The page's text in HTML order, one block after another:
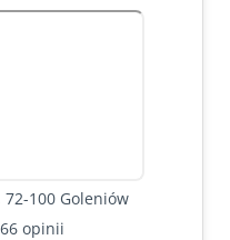
72-100 Goleniów
opinii